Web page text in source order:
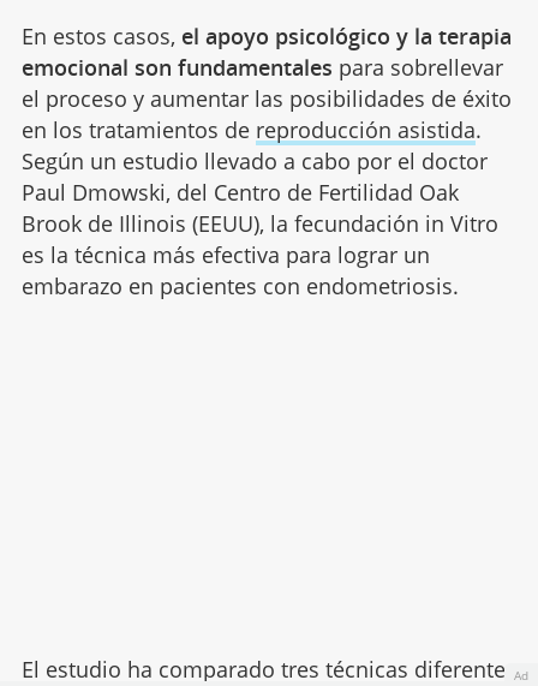
En estos casos, el apoyo psicológico y la terapia
emocional son fundamentales para sobrellevar
el proceso y aumentar las posibilidades de éxito
en los tratamientos de reproducción asistida.
Según un estudio llevado a cabo por el doctor
Paul Dmowski, del Centro de Fertilidad Oak
Brook de Illinois (EEUU), la fecundación in Vitro
es la técnica más efectiva para lograr un
embarazo en pacientes con endometriosis.
El estudio ha comparado tres técnicas diferentesAd